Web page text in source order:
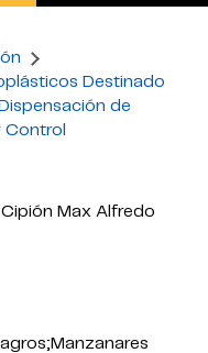
Destinado
de
Control
Max Alfredo